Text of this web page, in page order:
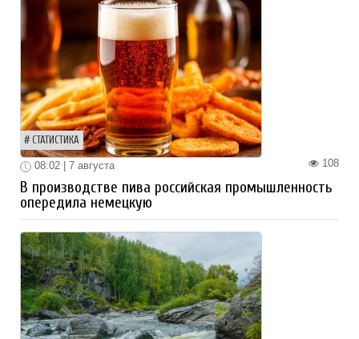
СТАТИСТИКА
108
08:02 | 7 августа
В производстве пива российская промышленность
опередила немецкую